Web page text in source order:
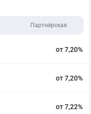
Партнёрская
от 7,20%
от 7,20%
от 7,22%